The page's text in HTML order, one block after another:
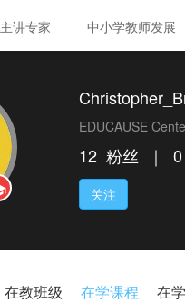
主讲专家 中小学教师发展
EDUCAUSE
12 粉丝 ｜ 0
关注
在教班级 在学课程 在